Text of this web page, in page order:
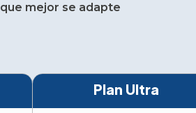
que mejor se adapte
Plan Ultra